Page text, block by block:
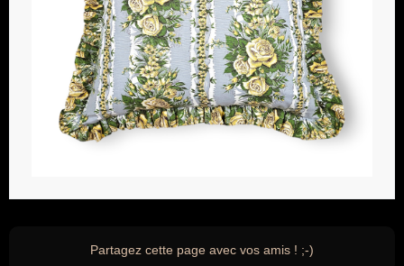
Partagez cette page avec vos amis ! ;-)